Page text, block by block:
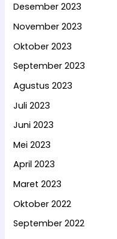
Desember 2023
November 2023
Oktober 2023
September 2023
Agustus 2023
Juli 2023
Juni 2023
Mei 2023
April 2023
Maret 2023
Oktober 2022
September 2022